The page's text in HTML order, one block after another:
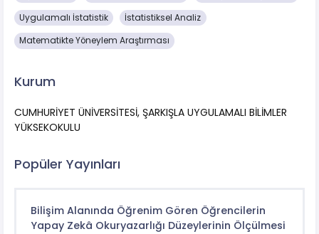
Uygulamalı İstatistik İstatistiksel Analiz
Matematikte Yöneylem Araştırması
Kurum
CUMHURİYET ÜNİVERSİTESİ, ŞARKIŞLA UYGULAMALI BİLİMLER
YÜKSEKOKULU
Popüler Yayınları
Bilişim Alanında Öğrenim Gören Öğrencilerin
Yapay Zekâ Okuryazarlığı Düzeylerinin Ölçülmesi